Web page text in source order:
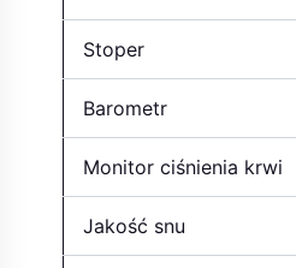
Stoper
Barometr
Monitor ciśnienia krwi
Jakość snu